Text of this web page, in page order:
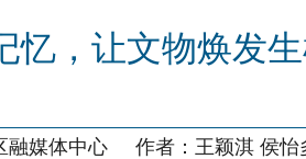
忆，让文物焕发
融媒体中心 作者： 王颖淇 侯怡